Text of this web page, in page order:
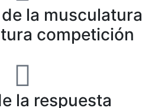
la musculatura
competición
la respuesta